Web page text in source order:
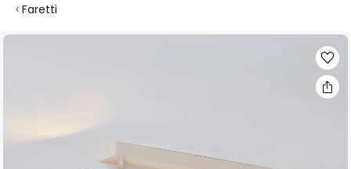
Faretti
Vai